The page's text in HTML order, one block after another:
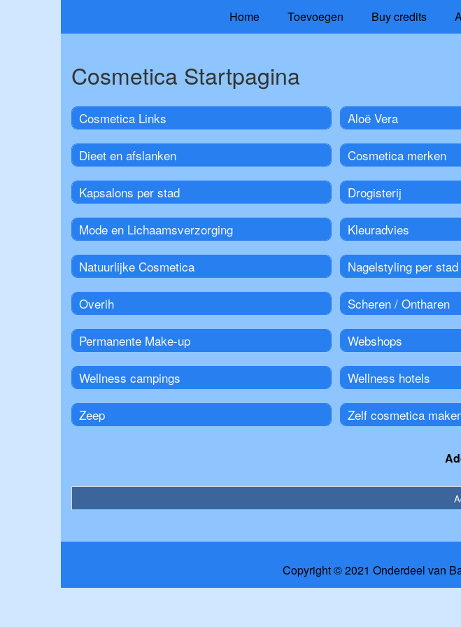
Home Toevoegen Buy credits
Cosmetica Startpagina
Cosmetica Links
Dieet en afslanken
Kapsalons per stad
Mode en Lichaamsverzorging
Natuurlijke Cosmetica
Overih
Permanente Make-up
Wellness campings
Zeep
Aloë Vera
Cosmetica merken
Drogisterij
Kleuradvies
Nagelstyling per stad
Scheren / Ontharen
Webshops
Wellness hotels
Zelf cosmetica
Copyright © 2021 Onderdeel van